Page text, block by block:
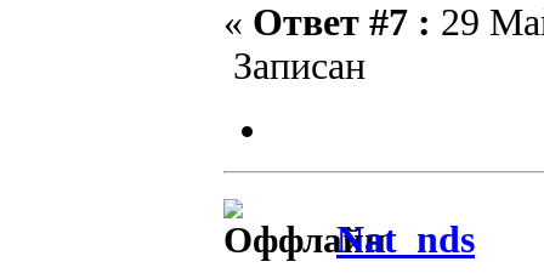
« Ответ #7 : 29
Записан
Nat_nds